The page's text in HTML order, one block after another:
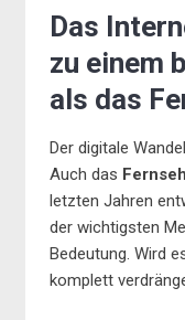
Das
zu einem
als das
Der digitale
Auch das
letzten Jahren
der wichtigsten
Bedeutung. Wird
komplett